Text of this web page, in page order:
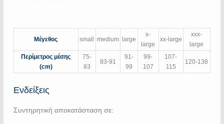
Μέγεθος small medium large
x-
large
xx-large
xxx-
large
Περίμετρος μέσης
(cm)
75-
83
83-91
91-
99
99-
107
107-
115
120-138
Ενδείξεις
Συντηρητική αποκατάσταση σε: